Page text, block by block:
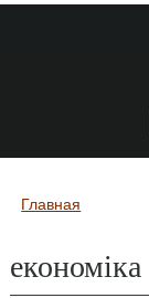
Вы здесь
Главная
економіка